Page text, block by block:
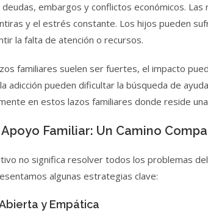
embargos y conflictos económicos.
y el estrés constante. Los hijos pueden
la falta de atención o recursos.
familiares suelen ser fuertes, el impacto
adicción pueden dificultar la búsqueda de
en estos lazos familiares donde reside
Familiar: Un Camino
no significa resolver todos los problemas
algunas estrategias clave:
y Empática